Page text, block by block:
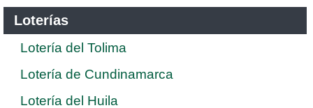
Loterías
Lotería del Tolima
Lotería de Cundinamarca
Lotería del Huila